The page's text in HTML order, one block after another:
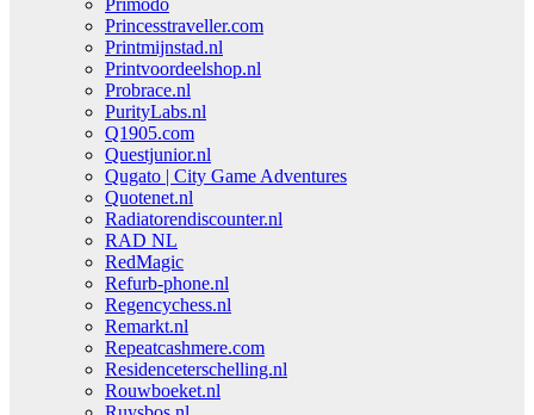
Primodo
Princesstraveller.com
Printmijnstad.nl
Printvoordeelshop.nl
Probrace.nl
PurityLabs.nl
Q1905.com
Questjunior.nl
Qugato | City Game Adventures
Quotenet.nl
Radiatorendiscounter.nl
RAD NL
RedMagic
Refurb-phone.nl
Regencychess.nl
Remarkt.nl
Repeatcashmere.com
Residenceterschelling.nl
Rouwboeket.nl